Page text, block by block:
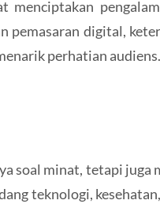
menciptakan
pemasaran digital,
perhatian audiens.
soal minat, tetapi juga
teknologi,